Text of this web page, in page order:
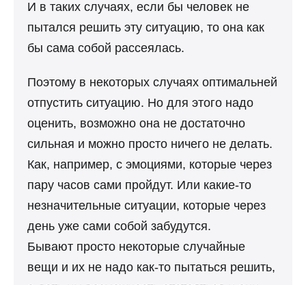
И в таких случаях, если бы человек не
пытался решить эту ситуацию, то она как
бы сама собой рассеялась.
Поэтому в некоторых случаях оптимальней
отпустить ситуацию. Но для этого надо
оценить, возможно она не достаточно
сильная и можно просто ничего не делать.
Как, например, с эмоциями, которые через
пару часов сами пройдут. Или какие-то
незначительные ситуации, которые через
день уже сами собой забудутся.
Бывают просто некоторые случайные
вещи и их не надо как-то пытаться решить,